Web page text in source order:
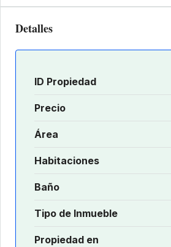
Detalles
ID Propiedad
Precio
Área
Habitaciones
Baño
Tipo de Inmueble
Propiedad en